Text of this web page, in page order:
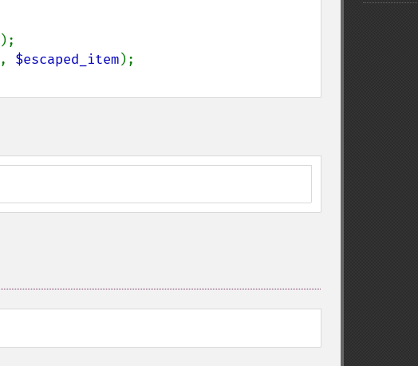
, $escaped_item